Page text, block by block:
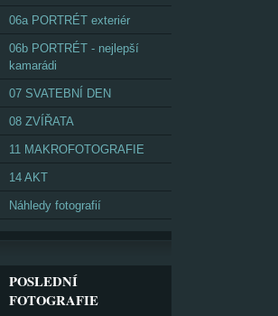
06a PORTRÉT exteriér
06b PORTRÉT - nejlepší
kamarádi
07 SVATEBNÍ DEN
08 ZVÍŘATA
11 MAKROFOTOGRAFIE
14 AKT
Náhledy fotografií
POSLEDNÍ
FOTOGRAFIE